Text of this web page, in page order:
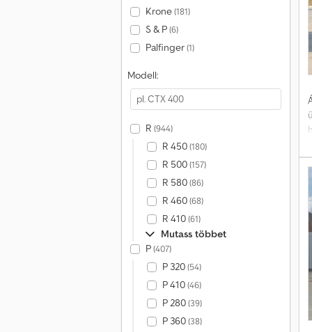
Krone(181)
S & P(6)
Palfinger(1)
Modell:
R (944)
R 450(180)
R 500(157)
R 580(86)
R 460(68)
R 410(61)
Mutass többet
P(407)
P 320(54)
P 410(46)
P 280(39)
P 360(38)